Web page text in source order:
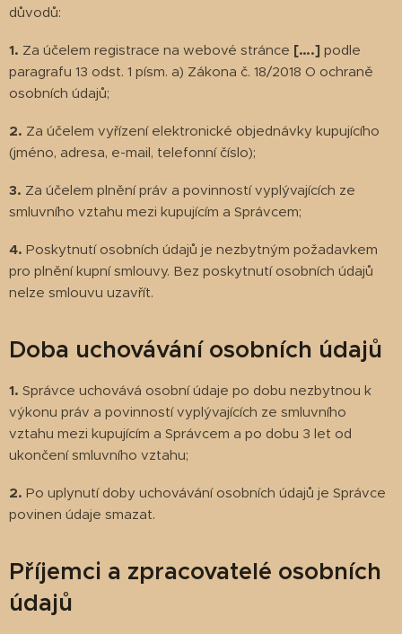
důvodů:
1. Za účelem registrace na webové stránce [….] podle
paragrafu 13 odst. 1 písm. a) Zákona č. 18/2018 O ochraně
osobních údajů;
2. Za účelem vyřízení elektronické objednávky kupujícího
(jméno, adresa, e-mail, telefonní číslo);
3. Za účelem plnění práv a povinností vyplývajících ze
smluvního vztahu mezi kupujícím a Správcem;
4. Poskytnutí osobních údajů je nezbytným požadavkem
pro plnění kupní smlouvy. Bez poskytnutí osobních údajů
nelze smlouvu uzavřít.
Doba uchovávání osobních údajů
1. Správce uchovává osobní údaje po dobu nezbytnou k
výkonu práv a povinností vyplývajících ze smluvního
vztahu mezi kupujícím a Správcem a po dobu 3 let od
ukončení smluvního vztahu;
2. Po uplynutí doby uchovávání osobních údajů je Správce
povinen údaje smazat.
Příjemci a zpracovatelé osobních
údajů